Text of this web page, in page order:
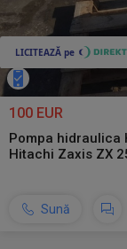
100 EUR
Pompa hidraulica
Hitachi Zaxis ZX
Sună